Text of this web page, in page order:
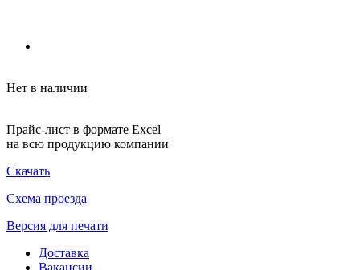
Нет в наличии
Прайс-лист в формате Excel
на всю продукцию компании
Скачать
Схема проезда
Версия для печати
Доставка
Вакансии